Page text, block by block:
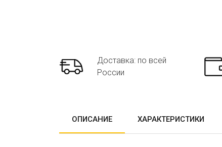
Доставка: по всей
России
ОПИСАНИЕ ХАРАКТЕРИСТИКИ